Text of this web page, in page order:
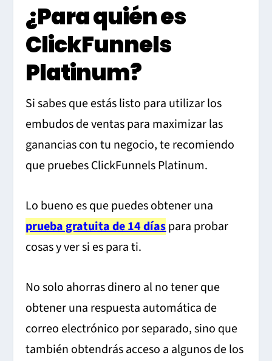
¿Para quién es
ClickFunnels
Platinum?
Si sabes que estás listo para utilizar los
embudos de ventas para maximizar las
ganancias con tu negocio, te recomiendo
que pruebes ClickFunnels Platinum.
Lo bueno es que puedes obtener una
prueba gratuita de 14 díaspara probar
cosas y ver si es para ti.
No solo ahorras dinero al no tener que
obtener una respuesta automática de
correo electrónico por separado, sino que
también obtendrás acceso a algunos de los